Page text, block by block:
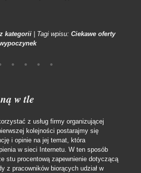
kategorii Tagi wpisu: Ciekawe oferty
w tle
z usług firmy organizującej
kolejności postarajmy się
i opinie na jej temat, która
w sieci Internetu. W ten sposób
stu procentową zapewnienie dotyczącą
z pracowników biorących udział w